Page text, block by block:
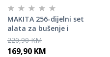
MAKITA 256-dijelni set
alata za bušenje i
zavrtanje E-11689
220,90 KM
169,90 KM